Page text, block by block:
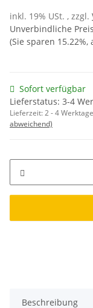
inkl. 19% USt. , zzgl.
Unverbindliche
(Sie sparen 15.22%,
Sofort verfügbar
Lieferstatus: 3-4
Lieferzeit:2 - 4 Werktage
abweichend)
Beschreibung